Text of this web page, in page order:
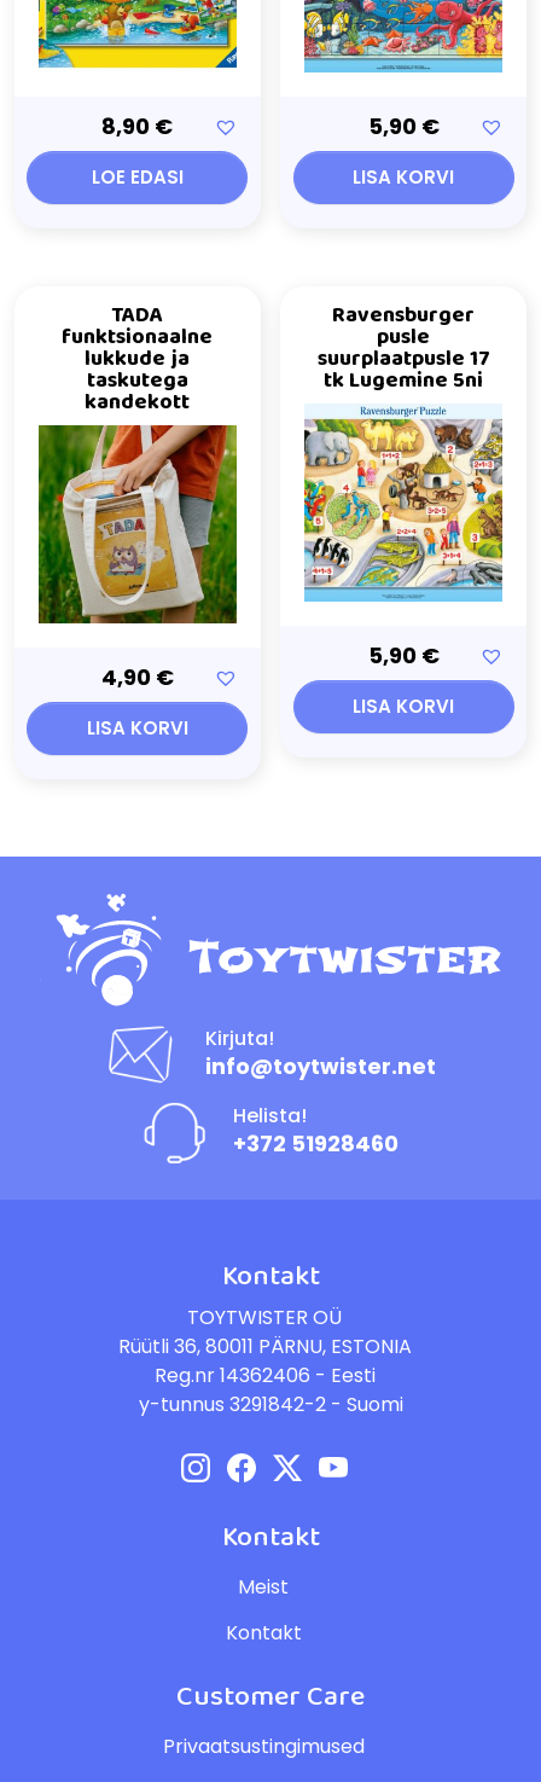
8,90 €
LOE EDASI
5,90 €
LISA KORVI
TADA
funktsionaalne
lukkude ja
taskutega
kandekott
4,90 €
LISA KORVI
Ravensburger
pusle
suurplaatpusle 17
tk Lugemine 5ni
5,90 €
LISA KORVI
Kirjuta!
info@toytwister.net
Helista!
+372 51928460
Kontakt
TOYTWISTER OÜ
Rüütli 36, 80011 PÄRNU, ESTONIA
Reg.nr 14362406 - Eesti
y-tunnus 3291842-2 - Suomi
Kontakt
Meist
Kontakt
Customer Care
Privaatsustingimused